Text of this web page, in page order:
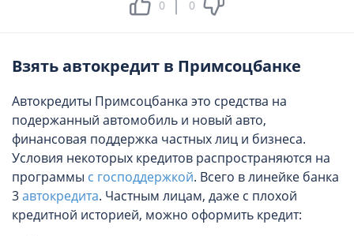
0 0
Взять автокредит в Примсоцбанке
Автокредиты Примсоцбанка это средства на
подержанный автомобиль и новый авто,
финансовая поддержка частных лиц и бизнеса.
Условия некоторых кредитов распространяются на
программы с господдержкой. Всего в линейке банка
3автокредита. Частным лицам, даже с плохой
кредитной историей, можно оформить кредит: